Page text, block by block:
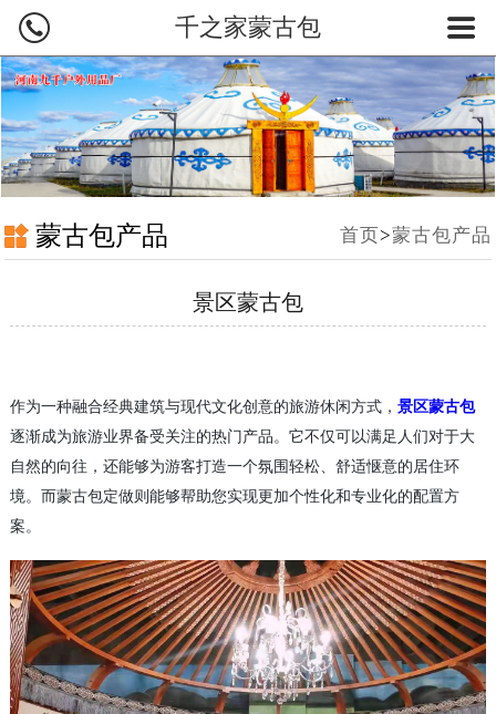
蒙古包产品
蒙古包价格
蒙古包图片
千之家蒙古包
蒙古包产品 首页>蒙古包产品
景区蒙古包
作为一种融合经典建筑与现代文化创意的旅游休闲方式， 景区蒙古包
逐渐成为旅游业界备受关注的热门产品。它不仅可以满足人们对于大
自然的向往，还能够为游客打造一个氛围轻松、舒适惬意的居住环
境。而蒙古包定做则能够帮助您实现更加个性化和专业化的配置方
案。